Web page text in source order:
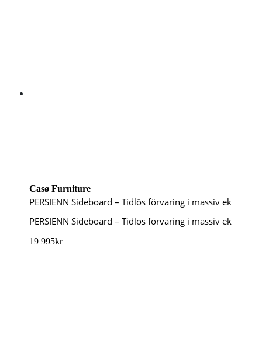
Casø Furniture
PERSIENN Sideboard – Tidlös förvaring i massiv ek
PERSIENN Sideboard – Tidlös förvaring i massiv ek
19 995kr